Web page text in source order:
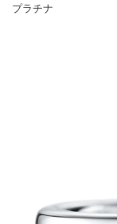
プラチナ